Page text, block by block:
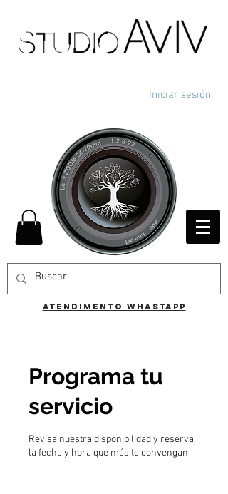
Iniciar sesión
ATENDIMENTO WHASTAPP
Programa tu
servicio
Revisa nuestra disponibilidad y reserva
la fecha y hora que más te convengan